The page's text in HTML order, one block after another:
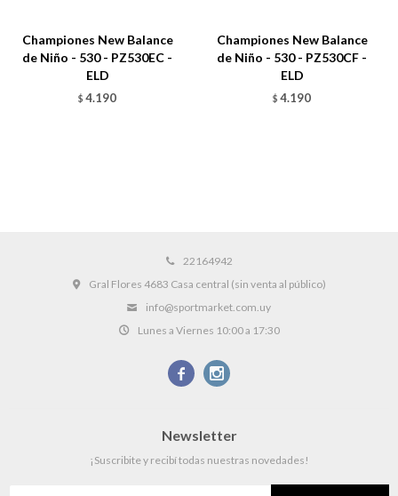
Championes New Balance
de Niño - 530 - PZ530EC -
ELD
$ 4.190
Championes New Balance
de Niño - 530 - PZ530CF -
ELD
$ 4.190
22164942
Gral Flores 4683 Casa central (sin venta al público)
info@sportmarket.com.uy
Lunes a Viernes 10:00 a 17:30
 
Newsletter
¡Suscribite y recibí todas nuestras novedades!